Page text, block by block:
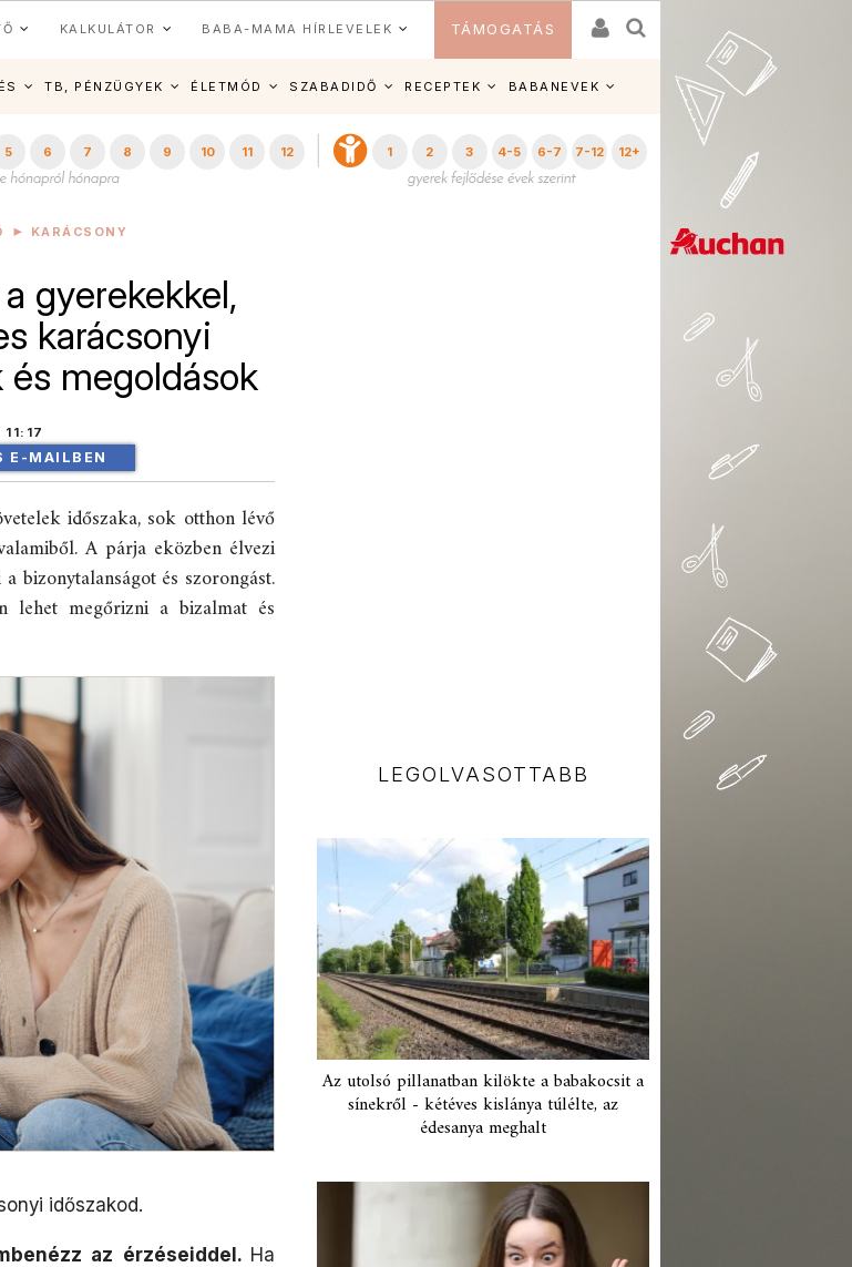
KALKULÁTOR BABA-MAMA HÍRLEVELEK TÁMOGATÁS
TB, PÉNZÜGYEK ÉLETMÓD SZABADIDŐ RECEPTEK BABANEVEK
5 6 7 8 9 10 11 12 1 2 3 4-5 6-7 7-12 12+
KARÁCSONY
gyerekekkel,
karácsonyi
megoldások
E-MAILBEN
időszaka, sok otthon lévő
A párja eközben élvezi
bizonytalanságot és szorongást.
lehet megőrizni a bizalmat és
időszakod.
az érzéseiddel. Ha
LEGOLVASOTTABB
Az utolsó pillanatban kilökte a babakocsit a
sínekről - kétéves kislánya túlélte, az
édesanya meghalt